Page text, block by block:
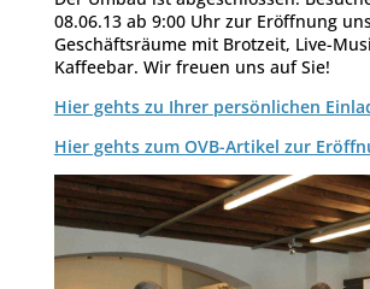
08.06.13 ab 9:00 Uhr zur Eröffnung
Geschäftsräume mit Brotzeit, Live-
Kaffeebar. Wir freuen uns auf Sie!
Hier gehts zu Ihrer persönlichen
Hier gehts zum OVB-Artikel zur